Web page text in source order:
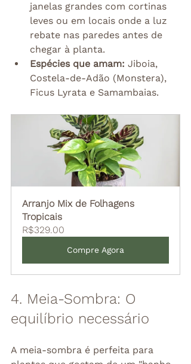
janelas grandes com cortinas
leves ou em locais onde a luz
rebate nas paredes antes de
chegar à planta.
Espécies que amam: Jiboia,
Costela-de-Adão (Monstera),
Ficus Lyrata e Samambaias.
Arranjo Mix de Folhagens
Tropicais
R$329.00
Compre Agora
4. Meia-Sombra: O
equilíbrio necessário
A meia-sombra é perfeita para